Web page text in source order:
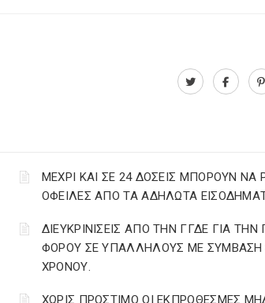
ΜΕΧΡΙ ΚΑΙ ΣΕ 24 ΔΟΣΕΙΣ ΜΠΟΡΟΥΝ ΝΑ
ΟΦΕΙΛΕΣ ΑΠΟ ΤΑ ΑΔΗΛΩΤΑ
ΔΙΕΥΚΡΙΝΙΣΕΙΣ ΑΠΟ ΤΗΝ ΓΓΔΕ ΓΙΑ
ΦΟΡΟΥ ΣΕ ΥΠΑΛΛΗΛΟΥΣ ΜΕ ΣΥΜΒΑΣΗ
ΧΡΟΝΟΥ.
ΧΩΡΙΣ ΠΡΟΣΤΙΜΟ ΟΙ ΕΚΠΡΟΘΕΣΜΕΣ